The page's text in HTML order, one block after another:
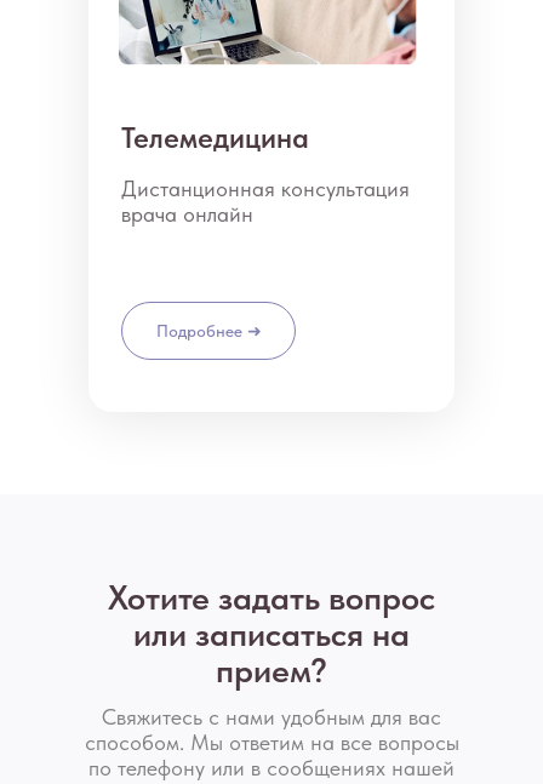
Телемедицина
Дистанционная консультация
врача онлайн
Подробнее ➜
Свяжитесь с нами удобным для вас
способом. Мы ответим на все вопросы
по телефону или в сообщениях нашей
Хотите задать вопрос
или записаться на
прием?